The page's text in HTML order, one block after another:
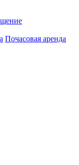
Почасовая аренда